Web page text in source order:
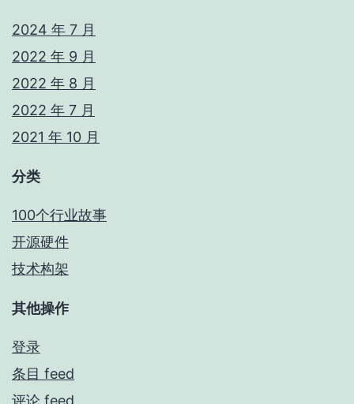
2024 年 7 月
2022 年 9 月
2022 年 8 月
2022 年 7 月
2021 年 10 月
分类
100个行业故事
开源硬件
技术构架
其他操作
登录
条目 feed
评论 feed